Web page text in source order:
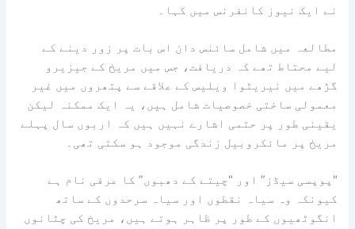
نے ایک نیوز کانفرنس میں کہا۔
مطالعہ میں شامل سائنس دان اس بات پر زور دینے کے
لیے محتاط تھے کہ دریافت، جس میں مریخ کے جیزیرو
گڑھے میں نیریٹوا ویلیس کے علاقے سے پتھروں میں غیر
معمولی ساختی خصوصیات شامل ہیں، یہ ایک ممکنہ لیکن
یقینی طور پر حتمی اشارے نہیں ہیں کہ اربوں سال پہلے
مریخ پر مائکروبیل زندگی موجود ہو سکتی تھی۔
"پوپسی سیڈز” اور "چیتے کے دھبوں” کا عرفی نام ہے
کیونکہ وہ سیاہ نقطوں اور سیاہ سرحدوں کے ساتھ
انگوٹھیوں کے طور پر ظاہر ہوتے ہیں، مریخ کی چٹانوں